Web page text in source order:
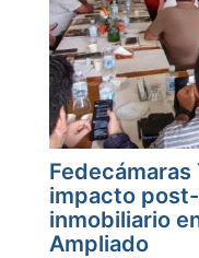
Fedecámaras
impacto
inmobiliario
Ampliado